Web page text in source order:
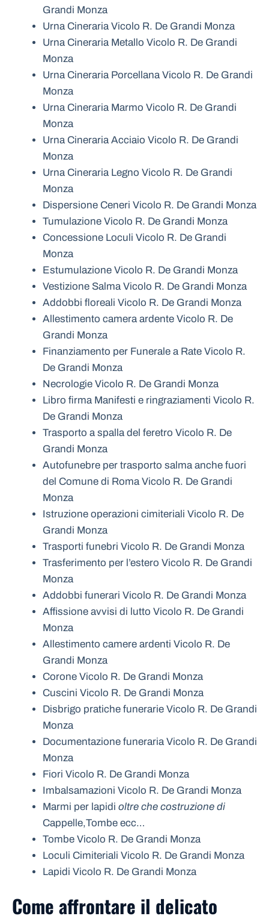
Grandi Monza
Urna Cineraria Vicolo R. De Grandi Monza
Urna Cineraria Metallo Vicolo R. De Grandi
Monza
Urna Cineraria Porcellana Vicolo R. De Grandi
Monza
Urna Cineraria Marmo Vicolo R. De Grandi
Monza
Urna Cineraria Acciaio Vicolo R. De Grandi
Monza
Urna Cineraria Legno Vicolo R. De Grandi
Monza
Dispersione Ceneri Vicolo R. De Grandi Monza
Tumulazione Vicolo R. De Grandi Monza
Concessione Loculi Vicolo R. De Grandi
Monza
Estumulazione Vicolo R. De Grandi Monza
Vestizione Salma Vicolo R. De Grandi Monza
Addobbi floreali Vicolo R. De Grandi Monza
Allestimento camera ardente Vicolo R. De
Grandi Monza
Finanziamento per Funerale a Rate Vicolo R.
De Grandi Monza
Necrologie Vicolo R. De Grandi Monza
Libro firma Manifesti e ringraziamenti Vicolo R.
De Grandi Monza
Trasporto a spalla del feretro Vicolo R. De
Grandi Monza
Autofunebre per trasporto salma anche fuori
del Comune di Roma Vicolo R. De Grandi
Monza
Istruzione operazioni cimiteriali Vicolo R. De
Grandi Monza
Trasporti funebri Vicolo R. De Grandi Monza
Trasferimento per l’estero Vicolo R. De Grandi
Monza
Addobbi funerari Vicolo R. De Grandi Monza
Affissione avvisi di lutto Vicolo R. De Grandi
Monza
Allestimento camere ardenti Vicolo R. De
Grandi Monza
Corone Vicolo R. De Grandi Monza
Cuscini Vicolo R. De Grandi Monza
Disbrigo pratiche funerarie Vicolo R. De Grandi
Monza
Documentazione funeraria Vicolo R. De Grandi
Monza
Fiori Vicolo R. De Grandi Monza
Imbalsamazioni Vicolo R. De Grandi Monza
Marmi per lapidi oltre che costruzione di
Cappelle,Tombe ecc…
Tombe Vicolo R. De Grandi Monza
Loculi Cimiteriali Vicolo R. De Grandi Monza
Lapidi Vicolo R. De Grandi Monza
Come affrontare il delicato